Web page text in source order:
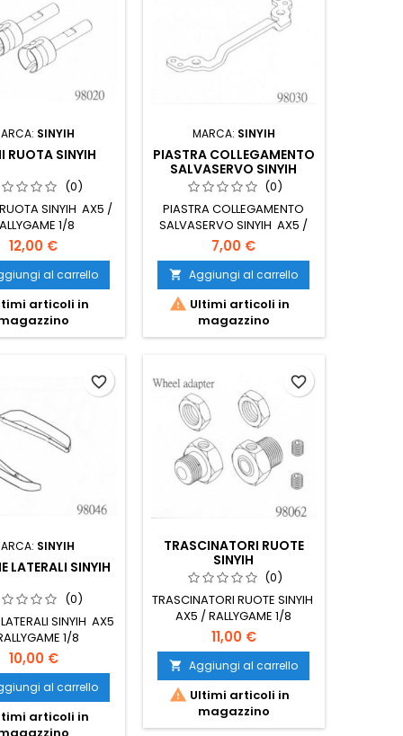
SINYIH
RUOTA SINYIH
(0)
SINYIH AX5 /
1/8
12,00 €
al carrello
articoli in
MARCA: SINYIH
PIASTRA COLLEGAMENTO
SALVASERVO SINYIH
(0)
PIASTRA COLLEGAMENTO
SALVASERVO SINYIH AX5 /
RALLYGAME 1/8
7,00 €
 Aggiungi al carrello
 Ultimi articoli in
magazzino
SINYIH
LATERALI SINYIH
(0)
SINYIH AX5
1/8
10,00 €
al carrello
articoli in
favorite_border
TRASCINATORI RUOTE
SINYIH
(0)
TRASCINATORI RUOTE SINYIH
AX5 / RALLYGAME 1/8
11,00 €
 Aggiungi al carrello
 Ultimi articoli in
magazzino
favorite_border